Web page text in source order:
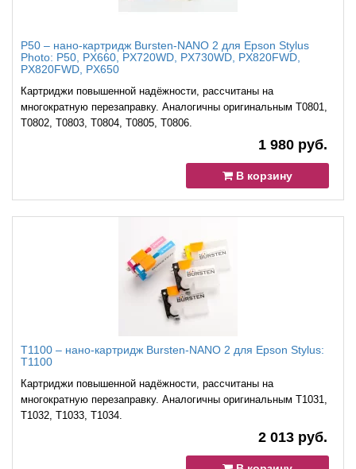
P50 – нано-картридж Bursten-NANO 2 для Epson Stylus
Photo: P50, PX660, PX720WD, PX730WD, PX820FWD,
PX820FWD, PX650
Картриджи повышенной надёжности, рассчитаны на
многократную перезаправку. Аналогичны оригинальным T0801,
T0802, T0803, T0804, T0805, T0806.
1 980 руб.
В корзину
T1100 – нано-картридж Bursten-NANO 2 для Epson Stylus:
T1100
Картриджи повышенной надёжности, рассчитаны на
многократную перезаправку. Аналогичны оригинальным T1031,
T1032, T1033, T1034.
2 013 руб.